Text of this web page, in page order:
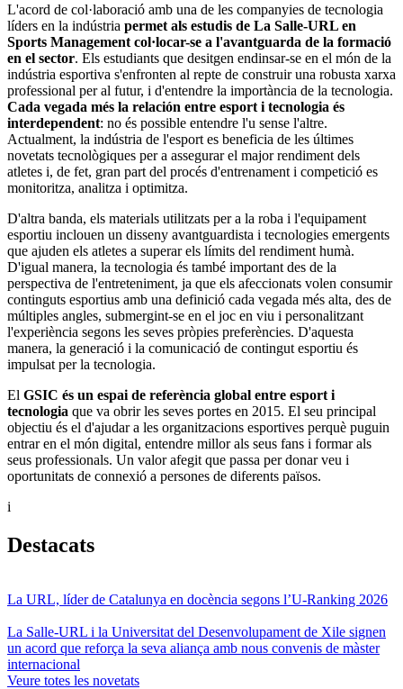
L'acord de col·laboració amb una de les companyies de tecnologia
líders en la indústria permet als estudis de La Salle-URL en
Sports Management col·locar-se a l'avantguarda de la formació
en el sector. Els estudiants que desitgen endinsar-se en el món de la
indústria esportiva s'enfronten al repte de construir una robusta xarxa
professional per al futur, i d'entendre la importància de la tecnologia.
Cada vegada més la relación entre esport i tecnologia és
interdependent: no és possible entendre l'u sense l'altre.
Actualment, la indústria de l'esport es beneficia de les últimes
novetats tecnològiques per a assegurar el major rendiment dels
atletes i, de fet, gran part del procés d'entrenament i competició es
monitoritza, analitza i optimitza.
D'altra banda, els materials utilitzats per a la roba i l'equipament
esportiu inclouen un disseny avantguardista i tecnologies emergents
que ajuden els atletes a superar els límits del rendiment humà.
D'igual manera, la tecnologia és també important des de la
perspectiva de l'entreteniment, ja que els afeccionats volen consumir
continguts esportius amb una definició cada vegada més alta, des de
múltiples angles, submergint-se en el joc en viu i personalitzant
l'experiència segons les seves pròpies preferències. D'aquesta
manera, la generació i la comunicació de contingut esportiu és
impulsat per la tecnologia.
El GSIC és un espai de referència global entre esport i
tecnologia que va obrir les seves portes en 2015. El seu principal
objectiu és el d'ajudar a les organitzacions esportives perquè puguin
entrar en el món digital, entendre millor als seus fans i formar als
seus professionals. Un valor afegit que passa per donar veu i
oportunitats de connexió a persones de diferents països.
i
Destacats
La URL, líder de Catalunya en docència segons l’U-Ranking 2026
La Salle-URL i la Universitat del Desenvolupament de Xile signen
un acord que reforça la seva aliança amb nous convenis de màster
internacional
Veure totes les novetats